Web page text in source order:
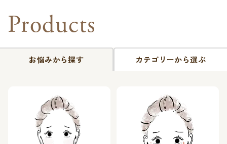
Products
お悩みから探す カテゴリーから選ぶ